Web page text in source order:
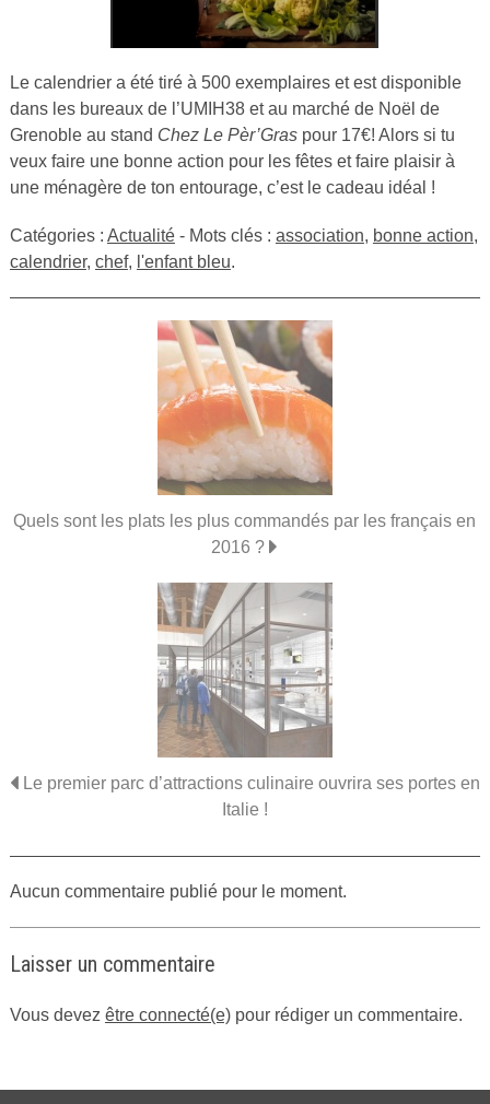
Le calendrier a été tiré à 500 exemplaires et est disponible
dans les bureaux de l’UMIH38 et au marché de Noël de
Grenoble au stand Chez Le Pèr’Graspour 17€! Alors si tu
veux faire une bonne action pour les fêtes et faire plaisir à
une ménagère de ton entourage, c’est le cadeau idéal !
Catégories : Actualité- Mots clés : association, bonne action,
calendrier, chef, l'enfant bleu.
Quels sont les plats les plus commandés par les français en
2016 ?
Le premier parc d’attractions culinaire ouvrira ses portes en
Italie !
Aucun commentaire publié pour le moment.
Laisser un commentaire
Vous devez être connecté(e)pour rédiger un commentaire.